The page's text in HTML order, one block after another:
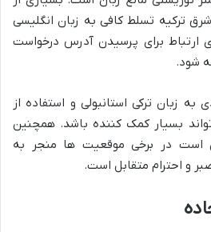
ترکیه تسلط کافی به زبان انگلیسی
ارتباط برای پرسیدن آدرس درخواست
شود.
زبان ترکی استانبولی و استفاده از
بسیار کمک کننده باشد. همچنین
است در برخی موقعیت ها منجر به
و احترام متقابل است.